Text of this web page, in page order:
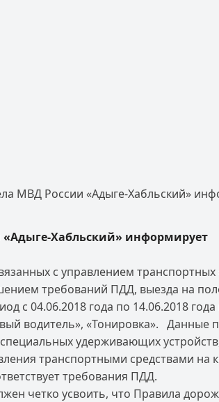
МВД России «Адыге-Хабльский»
Хабльский» информирует
с управлением
требований ПДД, выезда на
04.06.2018 года по 14.06.2018 года
водитель», «Тонировка».
удерживающих
транспортными средствами на
требования ПДД.
четко усвоить, что Правила